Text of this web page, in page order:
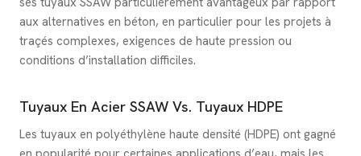
aux alternatives en béton, en particulier pour les projets à
traçés complexes, exigences de haute pression ou
conditions d’installation difficiles.
Tuyaux En Acier SSAW Vs. Tuyaux HDPE
Les tuyaux en polyéthylène haute densité (HDPE) ont gagné